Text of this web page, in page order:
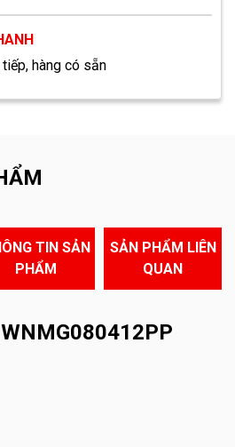
hàng có sẵn
TIN SẢN
PHẨM
SẢN PHẨM LIÊN
QUAN